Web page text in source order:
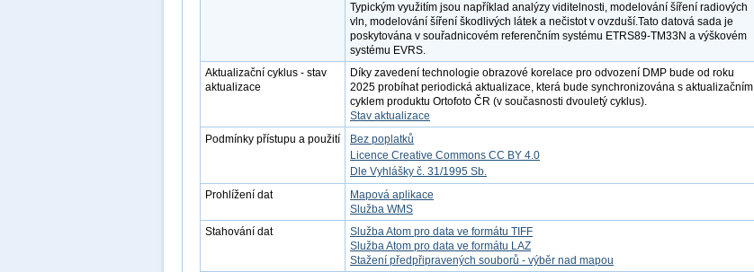
Typickým využitím jsou například analýzy viditelnosti, modelování šíření radiových
vln, modelování šíření škodlivých látek a nečistot v ovzduší.Tato datová sada je
poskytována v souřadnicovém referenčním systému ETRS89-TM33N a výškovém
systému EVRS.
Aktualizační cyklus - stav
aktualizace
Díky zavedení technologie obrazové korelace pro odvození DMP bude od roku
2025 probíhat periodická aktualizace, která bude synchronizována s aktualizačním
cyklem produktu Ortofoto ČR (v současnosti dvouletý cyklus).
Stav aktualizace
Podmínky přístupu a použití
Bez poplatků
Licence Creative Commons CC BY 4.0
Dle Vyhlášky č. 31/1995 Sb.
Prohlížení dat
Mapová aplikace
Služba WMS
Stahování dat
Služba Atom pro data ve formátu TIFF
Služba Atom pro data ve formátu LAZ
Stažení předpřipravených souborů - výběr nad mapou